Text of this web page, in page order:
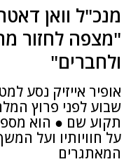
מנכ"ל וואן
"מצפה לחזור
ולחברים"
אופיר אייזיק נסע
שבוע לפני פרוץ
תקוע שם ● הוא
על חוויותיו ועל
המאתגרים